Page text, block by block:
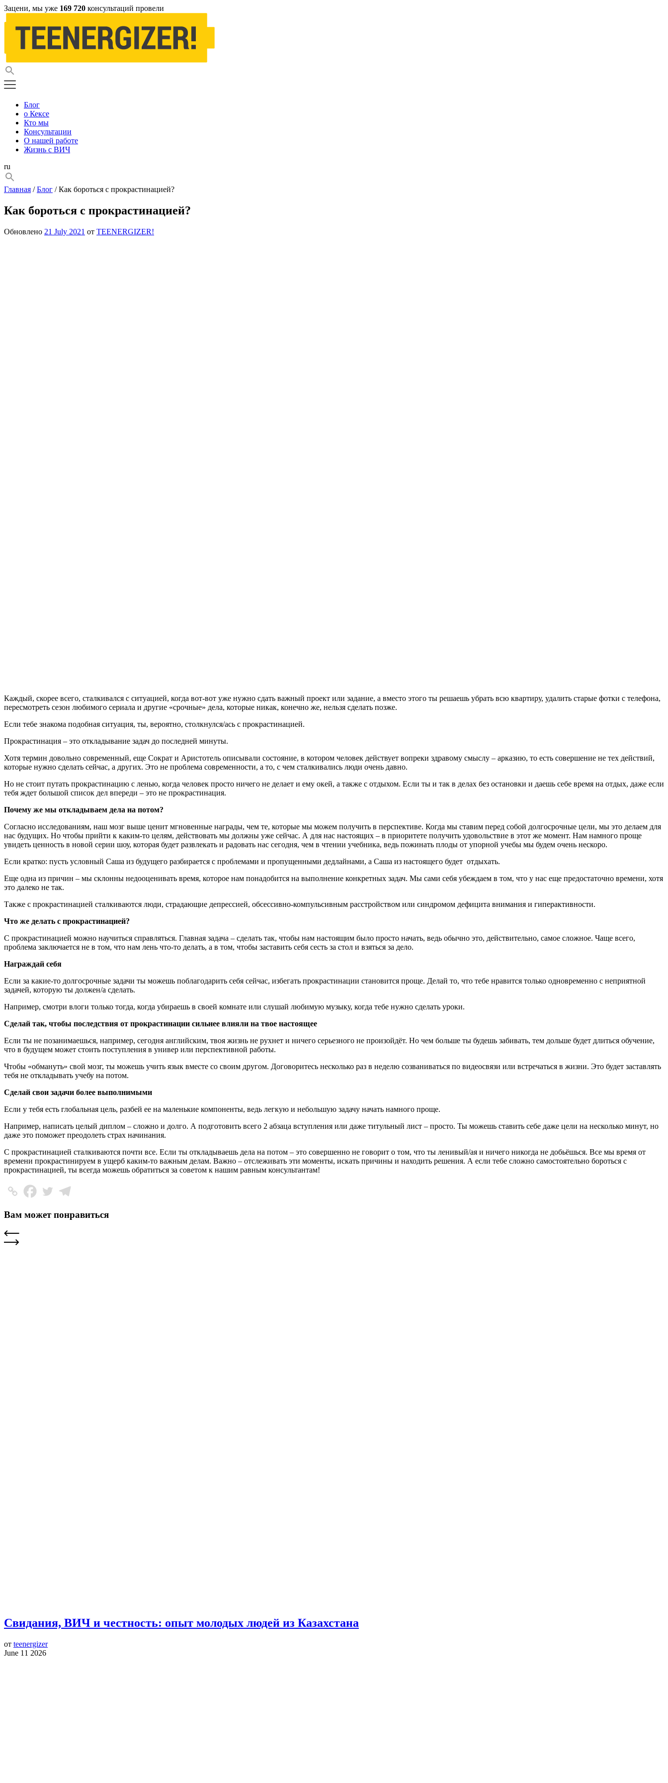
Зацени, мы уже 169 720 консультаций провели
Блог
о Кексе
Кто мы
Консультации
О нашей работе
Жизнь с ВИЧ
ru
Главная /Блог / Как бороться с прокрастинацией?
Как бороться с прокрастинацией?
Обновлено 21 July 2021 от TEENERGIZER!
Каждый, скорее всего, сталкивался с ситуацией, когда вот-вот уже нужно сдать важный проект или задание, а вместо этого ты решаешь убрать всю квартиру, удалить старые фотки с телефона,
пересмотреть сезон любимого сериала и другие «срочные» дела, которые никак, конечно же, нельзя сделать позже.
Если тебе знакома подобная ситуация, ты, вероятно, столкнулся/ась с прокрастинацией.
Прокрастинация – это откладывание задач до последней минуты.
Хотя термин довольно современный, еще Сократ и Аристотель описывали состояние, в котором человек действует вопреки здравому смыслу – арказию, то есть совершение не тех действий,
которые нужно сделать сейчас, а других. Это не проблема современности, а то, с чем сталкивались люди очень давно.
Но не стоит путать прокрастинацию с ленью, когда человек просто ничего не делает и ему окей, а также с отдыхом. Если ты и так в делах без остановки и даешь себе время на отдых, даже если
тебя ждет большой список дел впереди – это не прокрастинация.
Почему же мы откладываем дела на потом?
Согласно исследованиям, наш мозг выше ценит мгновенные награды, чем те, которые мы можем получить в перспективе. Когда мы ставим перед собой долгосрочные цели, мы это делаем для
нас будущих. Но чтобы прийти к каким-то целям, действовать мы должны уже сейчас. А для нас настоящих – в приоритете получить удовольствие в этот же момент. Нам намного проще
увидеть ценность в новой серии шоу, которая будет развлекать и радовать нас сегодня, чем в чтении учебника, ведь пожинать плоды от упорной учебы мы будем очень нескоро.
Если кратко: пусть условный Саша из будущего разбирается с проблемами и пропущенными дедлайнами, а Саша из настоящего будет отдыхать.
Еще одна из причин – мы склонны недооценивать время, которое нам понадобится на выполнение конкретных задач. Мы сами себя убеждаем в том, что у нас еще предостаточно времени, хотя
это далеко не так.
Также с прокрастинацией сталкиваются люди, страдающие депрессией, обсессивно-компульсивным расстройством или синдромом дефицита внимания и гиперактивности.
Что же делать с прокрастинацией?
С прокрастинацией можно научиться справляться. Главная задача – сделать так, чтобы нам настоящим было просто начать, ведь обычно это, действительно, самое сложное. Чаще всего,
проблема заключается не в том, что нам лень что-то делать, а в том, чтобы заставить себя сесть за стол и взяться за дело.
Награждай себя
Если за какие-то долгосрочные задачи ты можешь поблагодарить себя сейчас, избегать прокрастинации становится проще. Делай то, что тебе нравится только одновременно с неприятной
задачей, которую ты должен/а сделать.
Например, смотри влоги только тогда, когда убираешь в своей комнате или слушай любимую музыку, когда тебе нужно сделать уроки.
Сделай так, чтобы последствия от прокрастинации сильнее влияли на твое настоящее
Если ты не позанимаешься, например, сегодня английским, твоя жизнь не рухнет и ничего серьезного не произойдёт. Но чем больше ты будешь забивать, тем дольше будет длиться обучение,
что в будущем может стоить поступления в универ или перспективной работы.
Чтобы «обмануть» свой мозг, ты можешь учить язык вместе со своим другом. Договоритесь несколько раз в неделю созваниваться по видеосвязи или встречаться в жизни. Это будет заставлять
тебя не откладывать учебу на потом.
Сделай свои задачи более выполнимыми
Если у тебя есть глобальная цель, разбей ее на маленькие компоненты, ведь легкую и небольшую задачу начать намного проще.
Например, написать целый диплом – сложно и долго. А подготовить всего 2 абзаца вступления или даже титульный лист – просто. Ты можешь ставить себе даже цели на несколько минут, но
даже это поможет преодолеть страх начинания.
С прокрастинацией сталкиваются почти все. Если ты откладываешь дела на потом – это совершенно не говорит о том, что ты ленивый/ая и ничего никогда не добьёшься. Все мы время от
времени прокрастинируем в ущерб каким-то важным делам. Важно – отслеживать эти моменты, искать причины и находить решения. А если тебе сложно самостоятельно бороться с
прокрастинацией, ты всегда можешь обратиться за советом к нашим равным консультантам!
Вам может понравиться
Свидания, ВИЧ и честность: опыт молодых людей из Казахстана
от teenergizer
June 11 2026